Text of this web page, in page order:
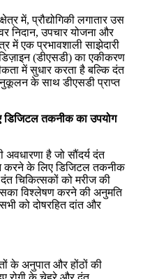
में, प्रौद्योगिकी लगातार उस
निदान, उपचार योजना और
में एक प्रभावशाली साझेदारी
(डीएसडी) का एकीकरण
में सुधार करता है बल्कि दंत
के साथ डीएसडी प्राप्त
डिजिटल तकनीक का उपयोग
अवधारणा है जो सौंदर्य दंत
करने के लिए डिजिटल तकनीक
चिकित्सकों को मरीज की
विश्लेषण करने की अनुमति
को दोषरहित दांत और
के अनुपात और होंठों की